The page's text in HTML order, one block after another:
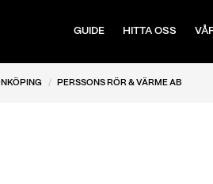
GUIDE HITTA OSS
PERSSONS RÖR & VÄRME AB